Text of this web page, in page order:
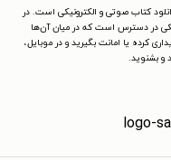
کتاب صوتی و الکترونیکی است. در
در دسترس است که در میان آن‌ها
کرده یا امانت بگیرید و در موبایل،
و بشنوید.